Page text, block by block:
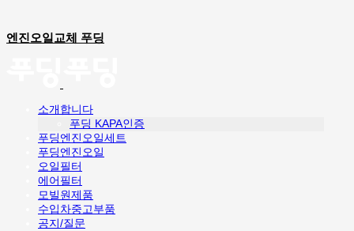
엔진오일교체 푸딩
소개합니다
푸딩 KAPA인증
푸딩엔진오일세트
푸딩엔진오일
오일필터
에어필터
모빌원제품
수입차중고부품
공지/질문